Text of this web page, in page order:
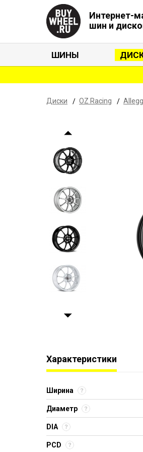
Интернет-
шин и
ШИНЫ
Диски OZ Racing
Характеристики
Ширина
Диаметр
DIA
PCD